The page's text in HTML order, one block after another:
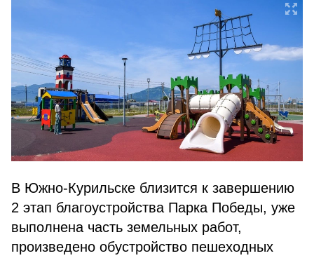
В Южно-Курильске близится к завершению
2 этап благоустройства Парка Победы, уже
выполнена часть земельных работ,
произведено обустройство пешеходных